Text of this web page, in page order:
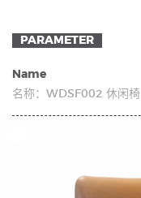
沙发
sofa
PARAMETER
Name
名称： WDSF002 休闲椅